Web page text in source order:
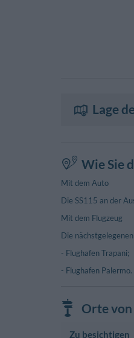
Lage
Wie Sie
Mit dem Auto
Die SS115 an der
Mit dem Flugzeug
Die
- Flughafen Trapani;
- Flughafen Palermo.
Orte
Zu besichtigen